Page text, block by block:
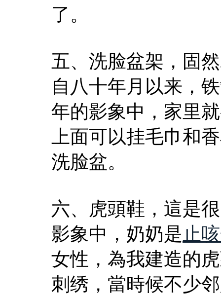
了。
五、洗脸盆架，固
自八十年月以来，
年的影象中，家里
上面可以挂毛巾和
洗脸盆。
六、虎頭鞋，這是
影象中，奶奶是 止
女性，為我建造的
刺绣，當時候不少